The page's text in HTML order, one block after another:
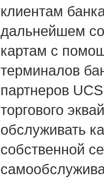
клиентам
дальнейшем
картам с
терминалов
партнеров
торгового
обслуживать
собственной